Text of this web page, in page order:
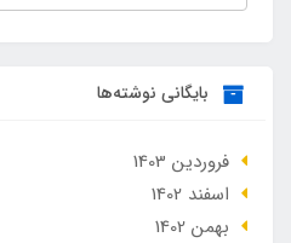
بایگانی نوشته‌ها
فروردین 1403
اسفند 1402
بهمن 1402